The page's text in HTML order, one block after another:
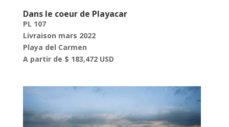
Dans le coeur de Playacar
PL 107
Livraison mars 2022
Playa del Carmen
A partir de $ 183,472 USD